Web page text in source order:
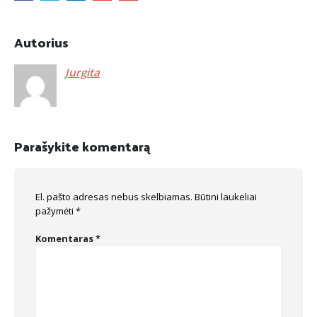
Autorius
Jurgita
Parašykite komentarą
El. pašto adresas nebus skelbiamas. Būtini laukeliai
pažymėti *
Komentaras*